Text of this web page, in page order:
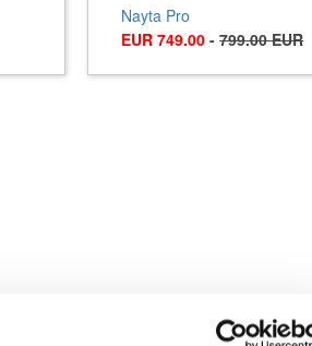
Nayta Pro
EUR 749.00 -799.00 EUR